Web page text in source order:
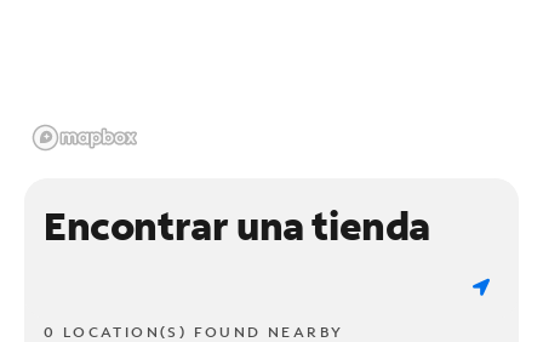
Encontrar una tienda
0 LOCATION(S) FOUND NEARBY